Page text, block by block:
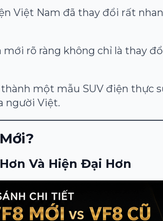
Việt Nam đã thay đổi rất
mới rõ ràng không chỉ là thay
một mẫu SUV điện thực
người Việt.
Và Hiện Đại Hơn